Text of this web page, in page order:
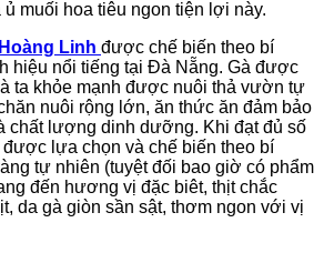
muối hoa tiêu ngon tiện lợi này.
Linh được chế biến theo bí
hiệu nổi tiếng tại Đà Nẵng. Gà được
ta khỏe mạnh được nuôi thả vườn tự
nuôi rộng lớn, ăn thức ăn đảm bảo
chất lượng dinh dưỡng. Khi đạt đủ số
được lựa chọn và chế biến theo bí
tự nhiên (tuyệt đối bao giờ có phẩm
đến hương vị đặc biêt, thịt chắc
da gà giòn sần sật, thơm ngon với vị